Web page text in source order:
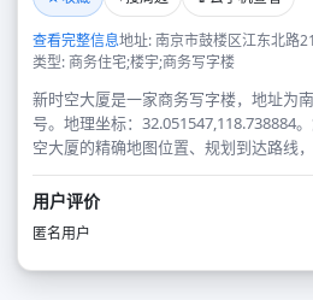
查看完整信息地址: 南京市鼓楼区江东北路
类型: 商务住宅;楼宇;商务写字楼
新时空大厦是一家商务写字楼，地址为
号。地理坐标：32.051547,118.738884
空大厦的精确地图位置、规划到达路线
用户评价
匿名用户